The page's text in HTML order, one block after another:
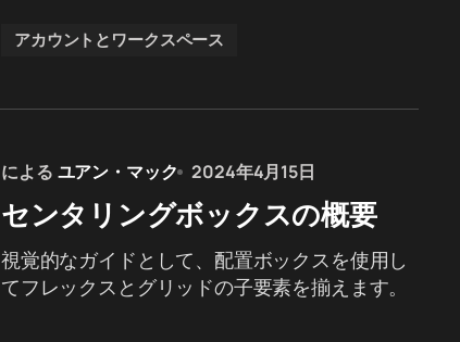
アカウントとワークスペース
による ユアン・マック 2024年4月15日
センタリングボックスの概要
視覚的なガイドとして、配置ボックスを使用し
てフレックスとグリッドの子要素を揃えます。